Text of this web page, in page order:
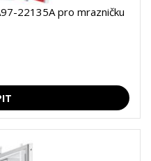
22135A pro mrazničku